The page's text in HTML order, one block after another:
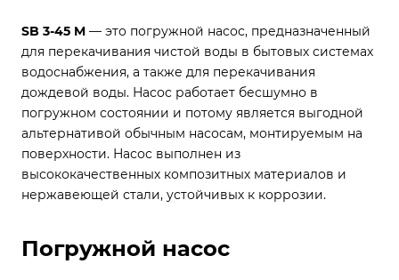
SB 3-45 M — это погружной насос, предназначенный
для перекачивания чистой воды в бытовых системах
водоснабжения, а также для перекачивания
дождевой воды. Насос работает бесшумно в
погружном состоянии и потому является выгодной
альтернативой обычным насосам, монтируемым на
поверхности. Насос выполнен из
высококачественных композитных материалов и
нержавеющей стали, устойчивых к коррозии.
Погружной насос